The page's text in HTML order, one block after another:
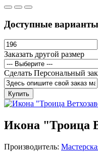
Доступные варианты
Заказать другой размер
Сделать Персональный
Купить
Икона "Троица
Производитель: